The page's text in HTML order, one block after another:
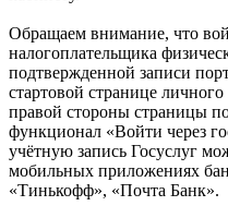
Обращаем внимание, что
налогоплательщика
подтвержденной записи
стартовой странице
правой стороны страницы
функционал «Войти через
учётную запись Госуслуг
мобильных приложениях
«Тинькофф», «Почта Банк».